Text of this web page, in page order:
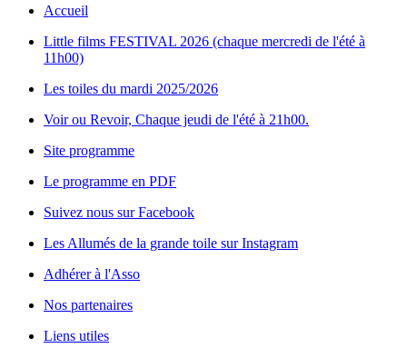
Accueil
Little films FESTIVAL 2026 (chaque mercredi de l'été à
11h00)
Les toiles du mardi 2025/2026
Voir ou Revoir, Chaque jeudi de l'été à 21h00.
Site programme
Le programme en PDF
Suivez nous sur Facebook
Les Allumés de la grande toile sur Instagram
Adhérer à l'Asso
Nos partenaires
Liens utiles